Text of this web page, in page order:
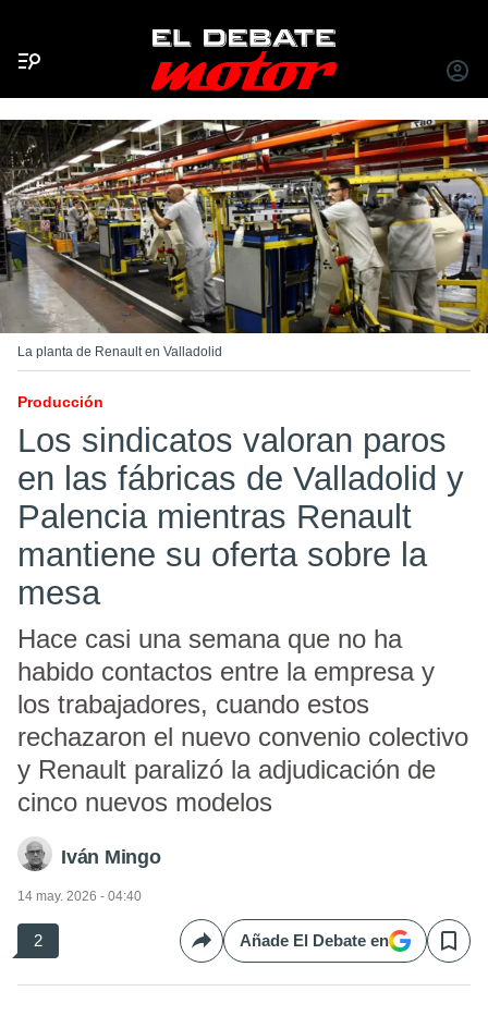
INICIAR
La planta de Renault en Valladolid
Producción
Los sindicatos valoran paros
en las fábricas de Valladolid y
Palencia mientras Renault
mantiene su oferta sobre la
mesa
Hace casi una semana que no ha
habido contactos entre la empresa y
los trabajadores, cuando estos
rechazaron el nuevo convenio colectivo
y Renault paralizó la adjudicación de
cinco nuevos modelos
Iván Mingo
14 may. 2026 - 04:40
2 CompartirAñade El Debate en Save